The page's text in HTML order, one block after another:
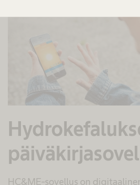
HC&ME-sovellus on